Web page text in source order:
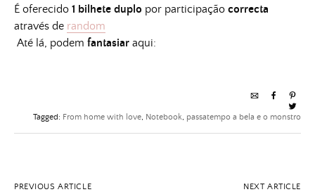
É oferecido 1 bilhete duplo por participação correcta
através de random
Até lá, podem fantasiar aqui:
Tagged: From home with love Notebook passatempo a bela e o monstro
PREVIOUS ARTICLE NEXT ARTICLE